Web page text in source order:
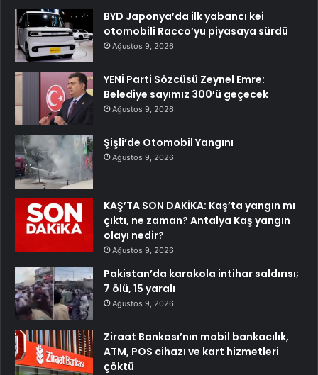
BYD Japonya’da ilk yabancı kei
otomobili Racco’yu piyasaya sürdü
Ağustos 9, 2026
YENİ Parti Sözcüsü Zeynel Emre:
Belediye sayımız 300’ü geçecek
Ağustos 9, 2026
Şişli’de Otomobil Yangını
Ağustos 9, 2026
KAŞ’TA SON DAKİKA: Kaş’ta yangın mı
çıktı, ne zaman? Antalya Kaş yangın
olayı nedir?
Ağustos 9, 2026
Pakistan’da karakola intihar saldırısı;
7 ölü, 15 yaralı
Ağustos 9, 2026
Ziraat Bankası’nın mobil bankacılık,
ATM, POS cihazı ve kart hizmetleri
çöktü